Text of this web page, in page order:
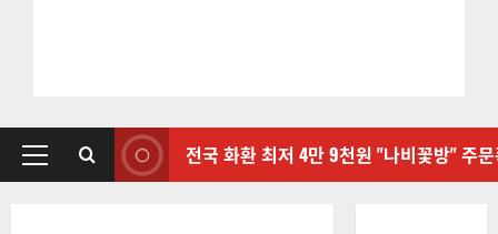
기
전국 화환 최저 4만 9천원 "나비꽃방" 주